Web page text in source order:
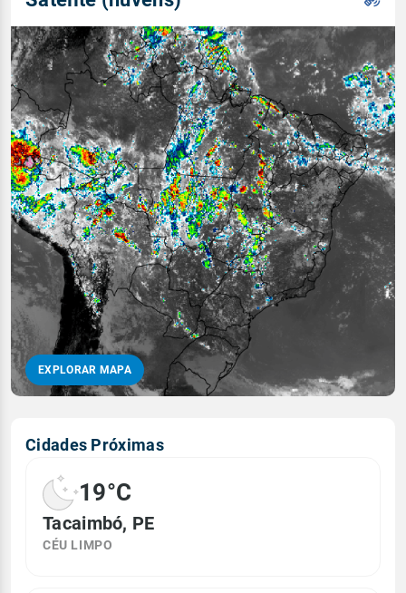
EXPLORAR MAPA
Cidades Próximas
19°C
Tacaimbó, PE
CÉU LIMPO